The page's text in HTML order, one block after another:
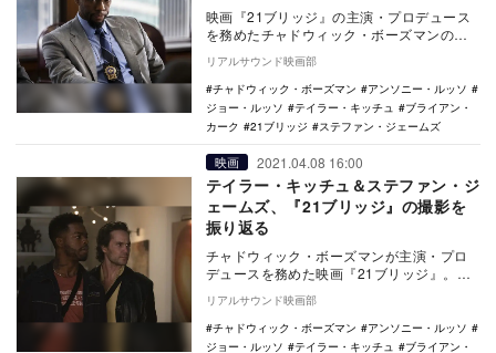
映画『21ブリッジ』の主演・プロデュース
を務めたチャドウィック・ボーズマンのコ
メントが公開された。 2020年8月28日、
ガ…
リアルサウンド映画部
チャドウィック・ボーズマン
アンソニー・ルッソ
ジョー・ルッソ
テイラー・キッチュ
ブライアン・
カーク
21ブリッジ ステファン・ジェームズ
映画 2021.04.08 16:00
テイラー・キッチュ＆ステファン・ジ
ェームズ、『21ブリッジ』の撮影を
振り返る
チャドウィック・ボーズマンが主演・プロ
デュースを務めた映画『21ブリッジ』。本
作に出演したテイラー・キッチュとステフ
ァン・ジェー…
リアルサウンド映画部
チャドウィック・ボーズマン
アンソニー・ルッソ
ジョー・ルッソ
テイラー・キッチュ
ブライアン・